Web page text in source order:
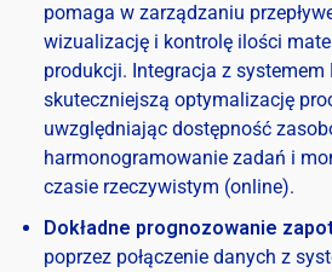
pomaga w zarządzaniu
wizualizację i kontrolę ilości
produkcji. Integracja z systemem
skuteczniejszą optymalizację
uwzględniając dostępność
harmonogramowanie zadań i
czasie rzeczywistym (online).
Dokładne prognozowanie
poprzez połączenie danych z